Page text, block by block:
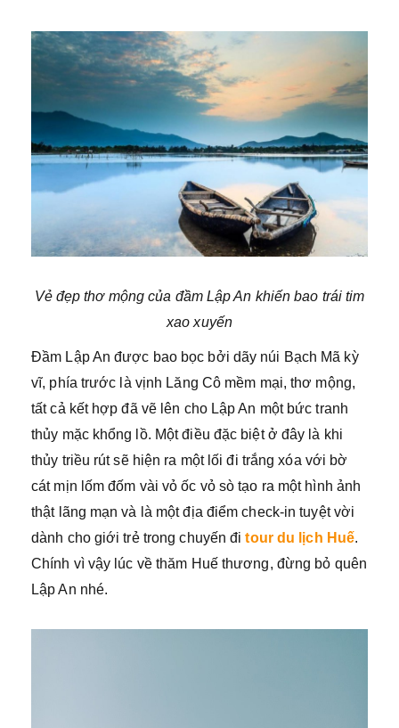
Vẻ đẹp thơ mộng của đầm Lập An khiến bao trái tim
xao xuyến
Đầm Lập An được bao bọc bởi dãy núi Bạch Mã kỳ
vĩ, phía trước là vịnh Lăng Cô mềm mại, thơ mộng,
tất cả kết hợp đã vẽ lên cho Lập An một bức tranh
thủy mặc khổng lồ. Một điều đặc biệt ở đây là khi
thủy triều rút sẽ hiện ra một lối đi trắng xóa với bờ
cát mịn lốm đốm vài vỏ ốc vỏ sò tạo ra một hình ảnh
thật lãng mạn và là một địa điểm check-in tuyệt vời
dành cho giới trẻ trong chuyến đitour du lịch Huế.
Chính vì vậy lúc về thăm Huế thương, đừng bỏ quên
Lập An nhé.